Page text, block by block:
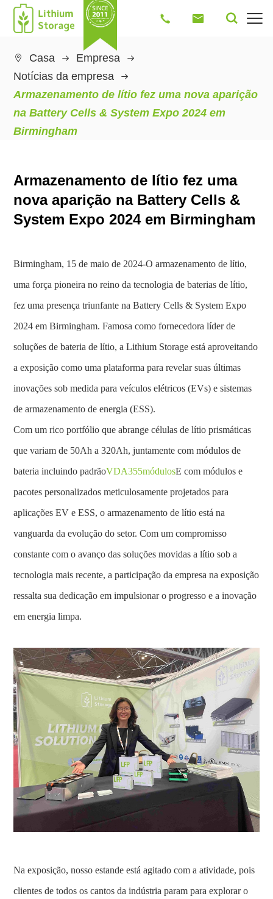
   
 Casa
Empresa
Notícias da empresa
Armazenamento de lítio fez uma nova aparição
na Battery Cells & System Expo 2024 em
Birmingham
Armazenamento de lítio fez uma
nova aparição na Battery Cells &
System Expo 2024 em Birmingham
Birmingham, 15 de maio de 2024-O armazenamento de lítio,
uma força pioneira no reino da tecnologia de baterias de lítio,
fez uma presença triunfante na Battery Cells & System Expo
2024 em Birmingham. Famosa como fornecedora líder de
soluções de bateria de lítio, a Lithium Storage está aproveitando
a exposição como uma plataforma para revelar suas últimas
inovações sob medida para veículos elétricos (EVs) e sistemas
de armazenamento de energia (ESS).
Com um rico portfólio que abrange células de lítio prismáticas
que variam de 50Ah a 320Ah, juntamente com módulos de
bateria incluindo padrãoVDA355módulosE com módulos e
pacotes personalizados meticulosamente projetados para
aplicações EV e ESS, o armazenamento de lítio está na
vanguarda da evolução do setor. Com um compromisso
constante com o avanço das soluções movidas a lítio sob a
tecnologia mais recente, a participação da empresa na exposição
ressalta sua dedicação em impulsionar o progresso e a inovação
em energia limpa.
Na exposição, nosso estande está agitado com a atividade, pois
clientes de todos os cantos da indústria param para explorar o